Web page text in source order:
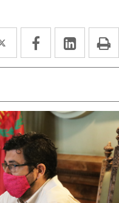
Twitter
Enlace
a
aplicación
externa.
Facebook
Enlace
a
aplicación
externa.
Enlace
a